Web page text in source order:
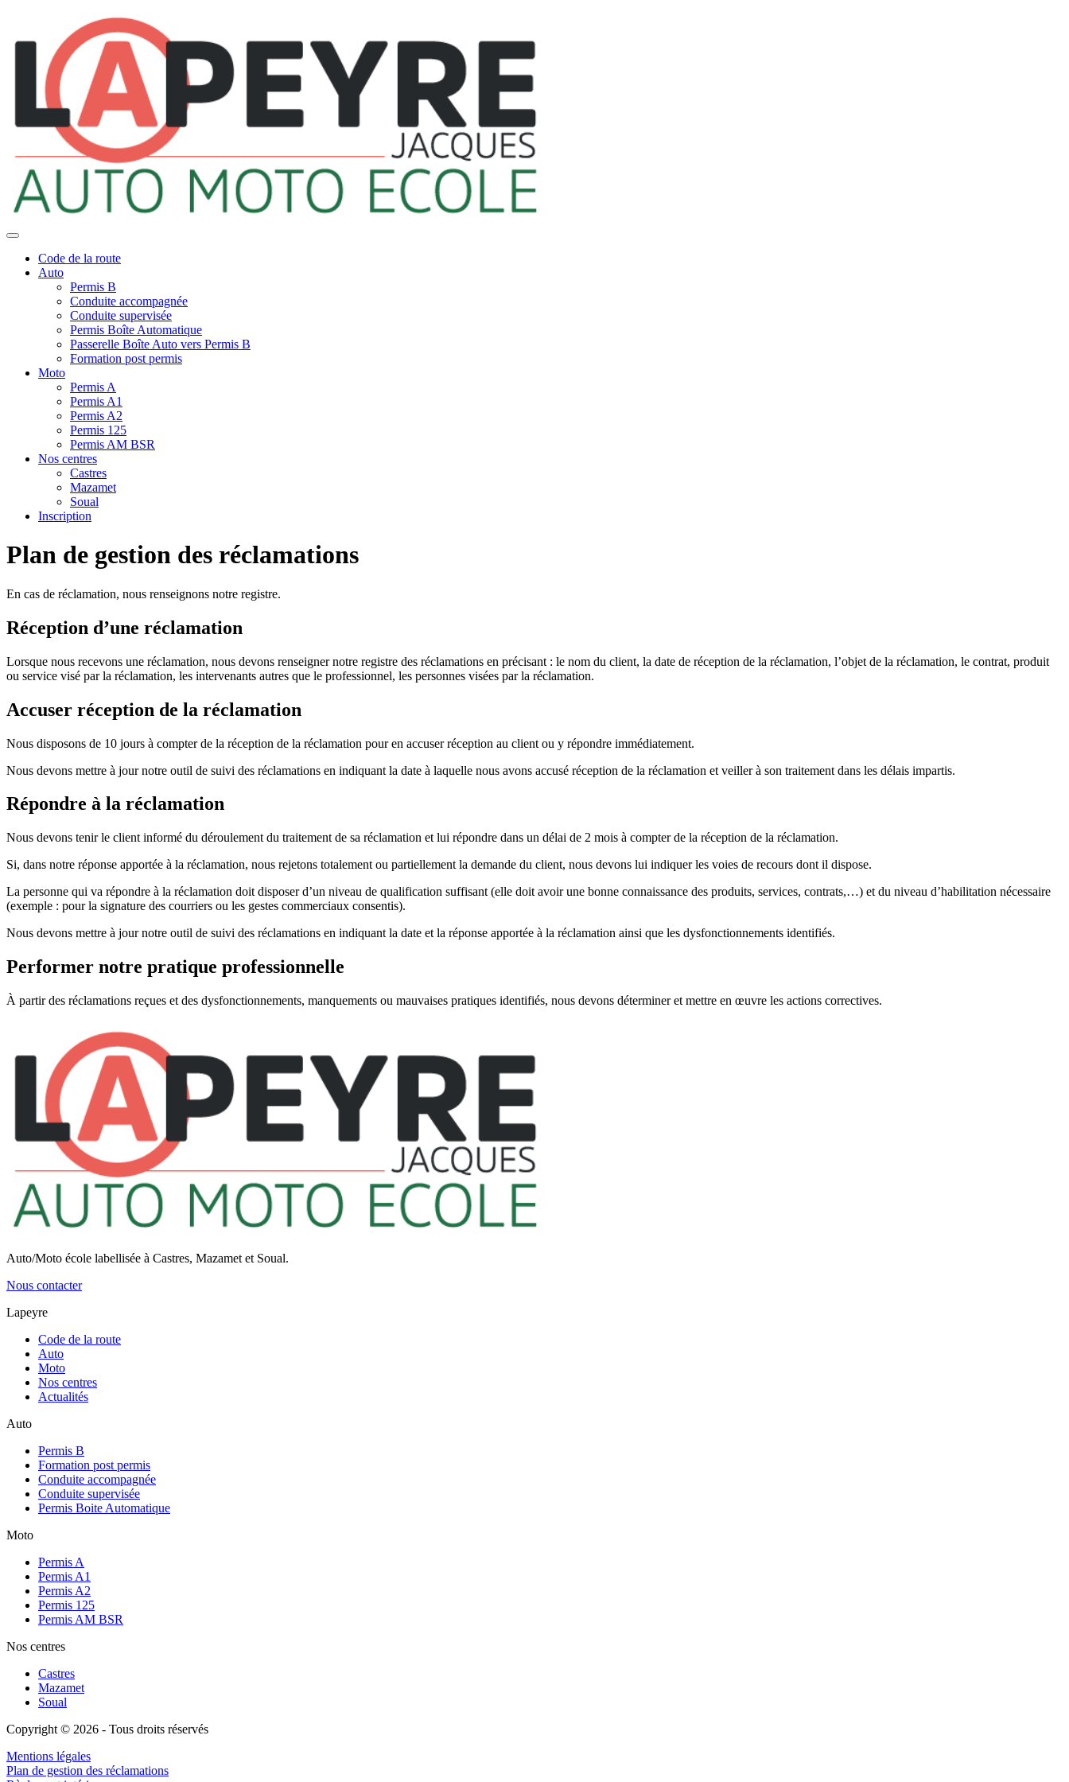
Code de la route
Auto
Permis B
Conduite accompagnée
Conduite supervisée
Permis Boîte Automatique
Passerelle Boîte Auto vers Permis B
Formation post permis
Moto
Permis A
Permis A1
Permis A2
Permis 125
Permis AM BSR
Nos centres
Castres
Mazamet
Soual
Inscription
Plan de gestion des réclamations
En cas de réclamation, nous renseignons notre registre.
Réception d’une réclamation
Lorsque nous recevons une réclamation, nous devons renseigner notre registre des réclamations en précisant : le nom du client, la date de réception de la réclamation, l’objet de la réclamation, le contrat, produit
ou service visé par la réclamation, les intervenants autres que le professionnel, les personnes visées par la réclamation.
Accuser réception de la réclamation
Nous disposons de 10 jours à compter de la réception de la réclamation pour en accuser réception au client ou y répondre immédiatement.
Nous devons mettre à jour notre outil de suivi des réclamations en indiquant la date à laquelle nous avons accusé réception de la réclamation et veiller à son traitement dans les délais impartis.
Répondre à la réclamation
Nous devons tenir le client informé du déroulement du traitement de sa réclamation et lui répondre dans un délai de 2 mois à compter de la réception de la réclamation.
Si, dans notre réponse apportée à la réclamation, nous rejetons totalement ou partiellement la demande du client, nous devons lui indiquer les voies de recours dont il dispose.
La personne qui va répondre à la réclamation doit disposer d’un niveau de qualification suffisant (elle doit avoir une bonne connaissance des produits, services, contrats,…) et du niveau d’habilitation nécessaire
(exemple : pour la signature des courriers ou les gestes commerciaux consentis).
Nous devons mettre à jour notre outil de suivi des réclamations en indiquant la date et la réponse apportée à la réclamation ainsi que les dysfonctionnements identifiés.
Performer notre pratique professionnelle
À partir des réclamations reçues et des dysfonctionnements, manquements ou mauvaises pratiques identifiés, nous devons déterminer et mettre en œuvre les actions correctives.
Auto/Moto école labellisée à Castres, Mazamet et Soual.
Nous contacter
Lapeyre
Code de la route
Auto
Moto
Nos centres
Actualités
Auto
Permis B
Formation post permis
Conduite accompagnée
Conduite supervisée
Permis Boite Automatique
Moto
Permis A
Permis A1
Permis A2
Permis 125
Permis AM BSR
Nos centres
Castres
Mazamet
Soual
Copyright © 2026 - Tous droits réservés
Mentions légales
Plan de gestion des réclamations